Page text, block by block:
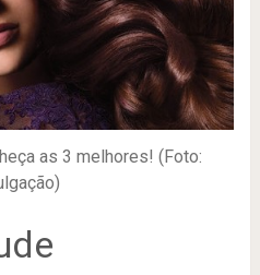
as 3 melhores! (Foto: